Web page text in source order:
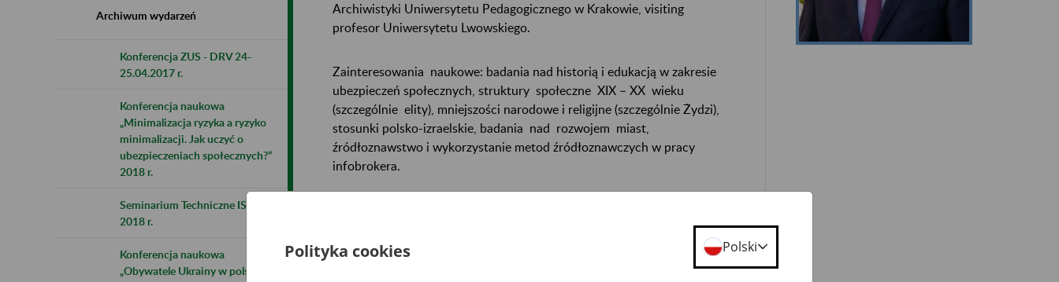
Archiwum wydarzeń
Konferencja ZUS - DRV 24-
25.04.2017 r.
Konferencja naukowa
„Minimalizacja ryzyka a ryzyko
minimalizacji. Jak uczyć o
ubezpieczeniach społecznych?”
2018 r.
Seminarium Techniczne ISSA
2018 r.
Konferencja naukowa
„Obywatele Ukrainy w polskim
Archiwistyki Uniwersytetu Pedagogicznego w Krakowie, visiting
profesor Uniwersytetu Lwowskiego.
Zainteresowania naukowe: badania nad historią i edukacją w zakresie
ubezpieczeń społecznych, struktury społeczne XIX – XX wieku
(szczególnie elity), mniejszości narodowe i religijne (szczególnie Żydzi),
stosunki polsko-izraelskie, badania nad rozwojem miast,
źródłoznawstwo i wykorzystanie metod źródłoznawczych w pracy
infobrokera.
ubezpieczeń społecznych Żydów podczas II wojny światowej dla
Polityka cookies Polski